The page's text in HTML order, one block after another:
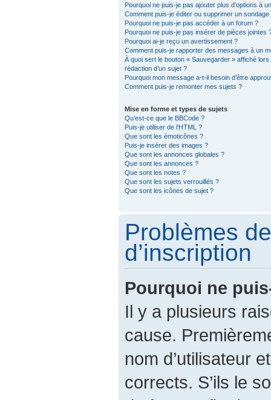
Pourquoi ne puis-je pas ajouter plus d’options à
Comment puis-je éditer ou supprimer un sondage
Pourquoi ne puis-je pas accéder à un forum ?
Pourquoi ne puis-je pas insérer de pièces jointes
Pourquoi ai-je reçu un avertissement ?
Comment puis-je rapporter des messages à un
À quoi sert le bouton « Sauvegarder » affiché lors
rédaction d’un sujet ?
Pourquoi mon message a-t-il besoin d’être
Comment puis-je remonter mes sujets ?
Mise en forme et types de sujets
Qu’est-ce que le BBCode ?
Puis-je utiliser de l’HTML ?
Que sont les émoticônes ?
Puis-je insérer des images ?
Que sont les annonces globales ?
Que sont les annonces ?
Que sont les notes ?
Que sont les sujets verrouillés ?
Que sont les icônes de sujet ?
Problèmes
d’inscription
Pourquoi ne
Il y a plusieurs
cause.
nom d’utilisateur
corrects. S’ils le